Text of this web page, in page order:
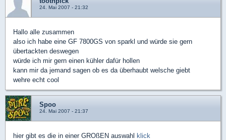
24. Mai 2007 - 21:32
Hallo alle zusammen
also ich habe eine GF 7800GS von sparkl und würde sie gern
übertackten deswegen
würde ich mir gern einen kühler dafür hollen
kann mir da jemand sagen ob es da überhaubt welsche giebt
wehre echt cool
Spoo
24. Mai 2007 - 21:37
hier gibt es die in einer GROßEN auswahl klick